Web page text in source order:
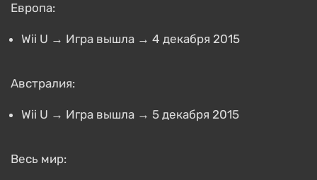
Европа:
Wii U → Игра вышла → 4 декабря 2015
Австралия:
Wii U → Игра вышла → 5 декабря 2015
Весь мир: